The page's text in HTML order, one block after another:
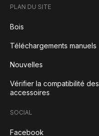
PLAN DU SITE
Bois
Téléchargements manuels
Nouvelles
Vérifier la compatibilité des
accessoires
SOCIAL
Facebook